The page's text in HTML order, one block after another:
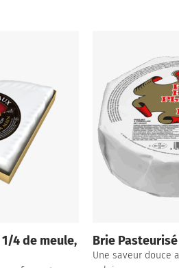
1/4 de meule,
Brie
Une saveur douce